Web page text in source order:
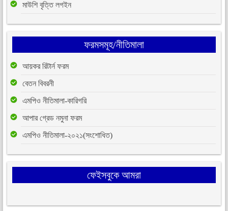
মাউশি বৃত্তি লগইন
ফরমসমূহ/নীতিমালা
আয়কর রিটার্ন ফরম
বেতন বিবরনী
এমপিও নীতিমালা-কারিগরি
আপার গ্রেড নমুনা ফরম
এমপিও নীতিমালা-২০২১(সংশোধিত)
ফেইসবুকে আমরা